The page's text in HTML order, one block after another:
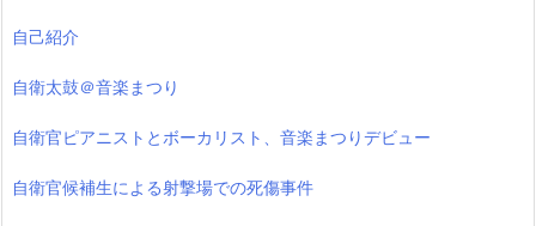
自己紹介
自衛太鼓＠音楽まつり
自衛官ピアニストとボーカリスト、音楽まつりデビュー
自衛官候補生による射撃場での死傷事件